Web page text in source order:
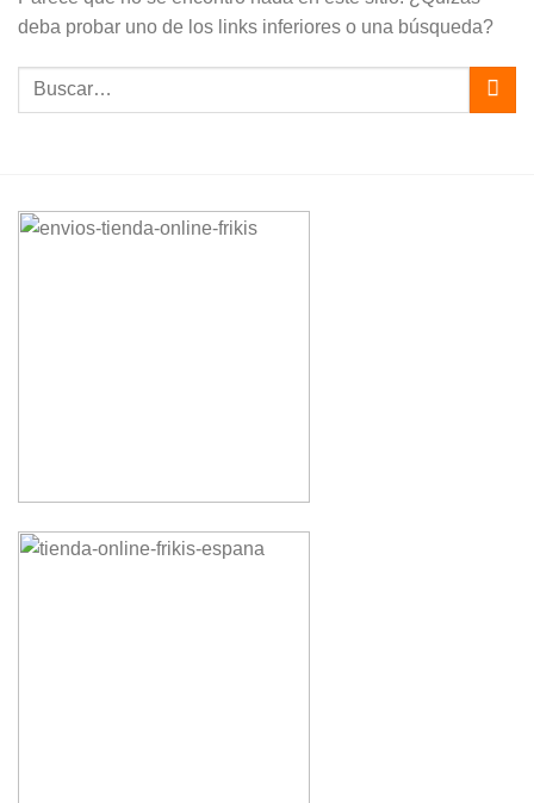
deba probar uno de los links inferiores o una búsqueda?